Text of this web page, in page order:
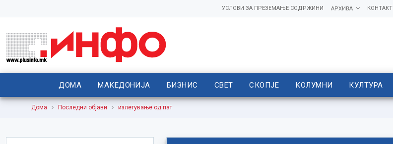
КОНТАКТ
АРХИВА
УСЛОВИ ЗА ПРЕЗЕМАЊЕ СОДРЖИНИ
ДОМА МАКЕДОНИЈА БИЗНИС СВЕТ СКОПЈЕ КОЛУМНИ КУЛТУРА
Дома Последни објави излетување од пат